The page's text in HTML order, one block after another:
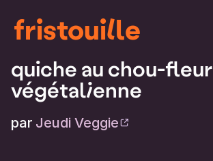
fristouille
quiche au chou-fleur
végétalienne
par Jeudi Veggie